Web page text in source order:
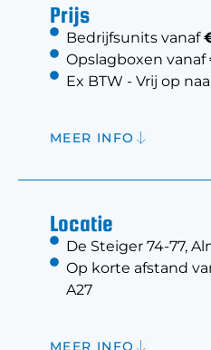
Prijs
Bedrijfsunits vanaf
Opslagboxen vanaf
Ex BTW - Vrij op
MEER INFO
Locatie
De Steiger 74-77,
Op korte afstand
A27
MEER INFO